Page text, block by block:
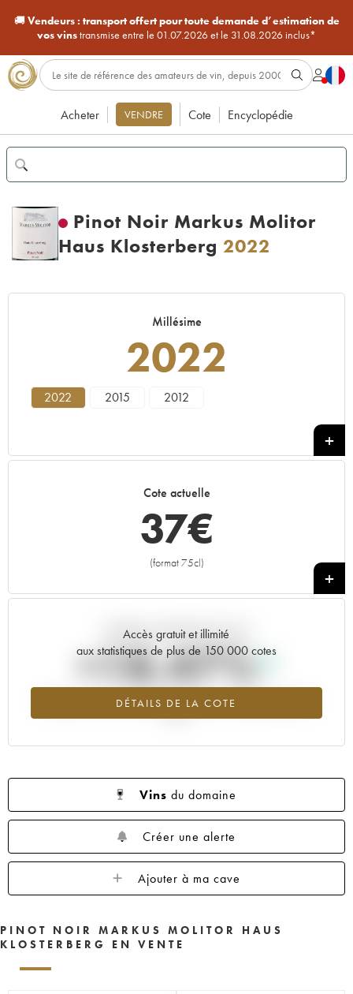
🚚Vendeurs : transport offert pour toute demande d’estimation de
vos vinstransmise entre le 01.07.2026 et le 31.08.2026 inclus*
Acheter VENDRE Cote Encyclopédie
Pinot Noir Markus Molitor
Haus Klosterberg 2022
Millésime
2022
2022 2015 2012
Cote actuelle
37€
(format 75cl)
+
Accès gratuit et illimité
aux statistiques de plus de 150 000 cotes
DÉTAILS DE LA COTE
Tendance actuelle de la cote
+18.47%
Tendance à la hausse du millésime 2022 en 2026 par rapport à
Vins du domaine
Créer une alerte
Ajouter à ma cave
PINOT NOIR MARKUS MOLITOR HAUS
KLOSTERBERG EN VENTE